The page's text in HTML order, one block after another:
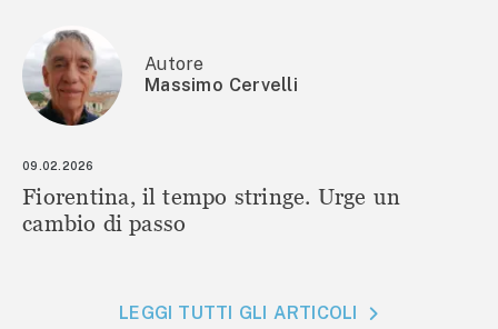
Autore
Massimo Cervelli
09.02.2026
Fiorentina, il tempo stringe. Urge un
cambio di passo
LEGGI TUTTI GLI ARTICOLI